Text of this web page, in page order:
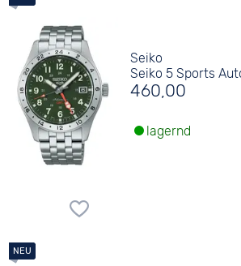
Seiko
Seiko 5 Sports
460,00
lagernd